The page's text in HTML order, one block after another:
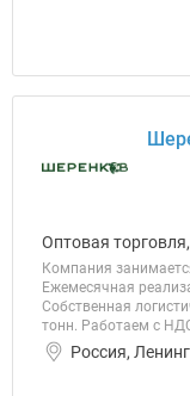
Оптовая
Компания
Ежемесячная
Собственная
тонн. Работаем с
Россия,